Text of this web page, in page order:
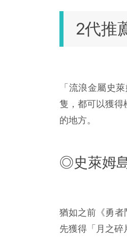
2代推
「流浪金屬史
隻，都可以獲得
的地方。
◎史萊姆
猶如之前《勇者
先獲得「月之碎